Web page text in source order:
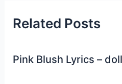
Related Posts
Pink Blush Lyrics –